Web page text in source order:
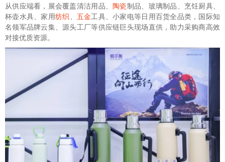
从供应端看，展会覆盖清洁用品、陶瓷制品、玻璃制品、烹饪厨具、
杯壶水具、家用纺织、 五金工具、小家电等日用百货全品类，国际知
名领军品牌云集、源头工厂等供应链巨头现场直供，助力采购商高效
对接优质资源。